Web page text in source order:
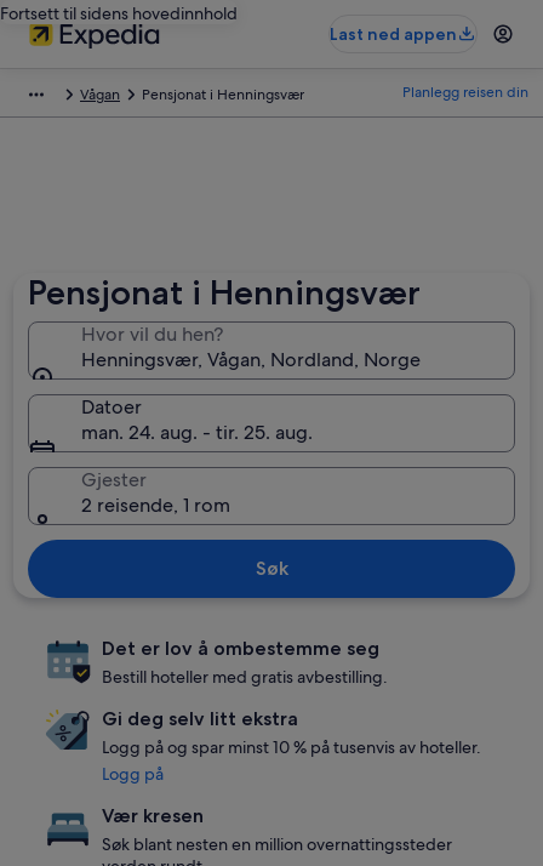
Fortsett til sidens hovedinnhold
Last ned appen
Vågan Pensjonat i Henningsvær Planlegg reisen din
Pensjonat i Henningsvær
Hvor vil du hen?
Henningsvær, Vågan, Nordland, Norge
Datoer
man. 24. aug. - tir. 25. aug.
Gjester
2 reisende, 1 rom
Søk
Det er lov å ombestemme seg
Bestill hoteller med gratis avbestilling.
Gi deg selv litt ekstra
Logg på og spar minst 10 % på tusenvis av hoteller.
Logg på
Vær kresen
Søk blant nesten en million overnattingssteder